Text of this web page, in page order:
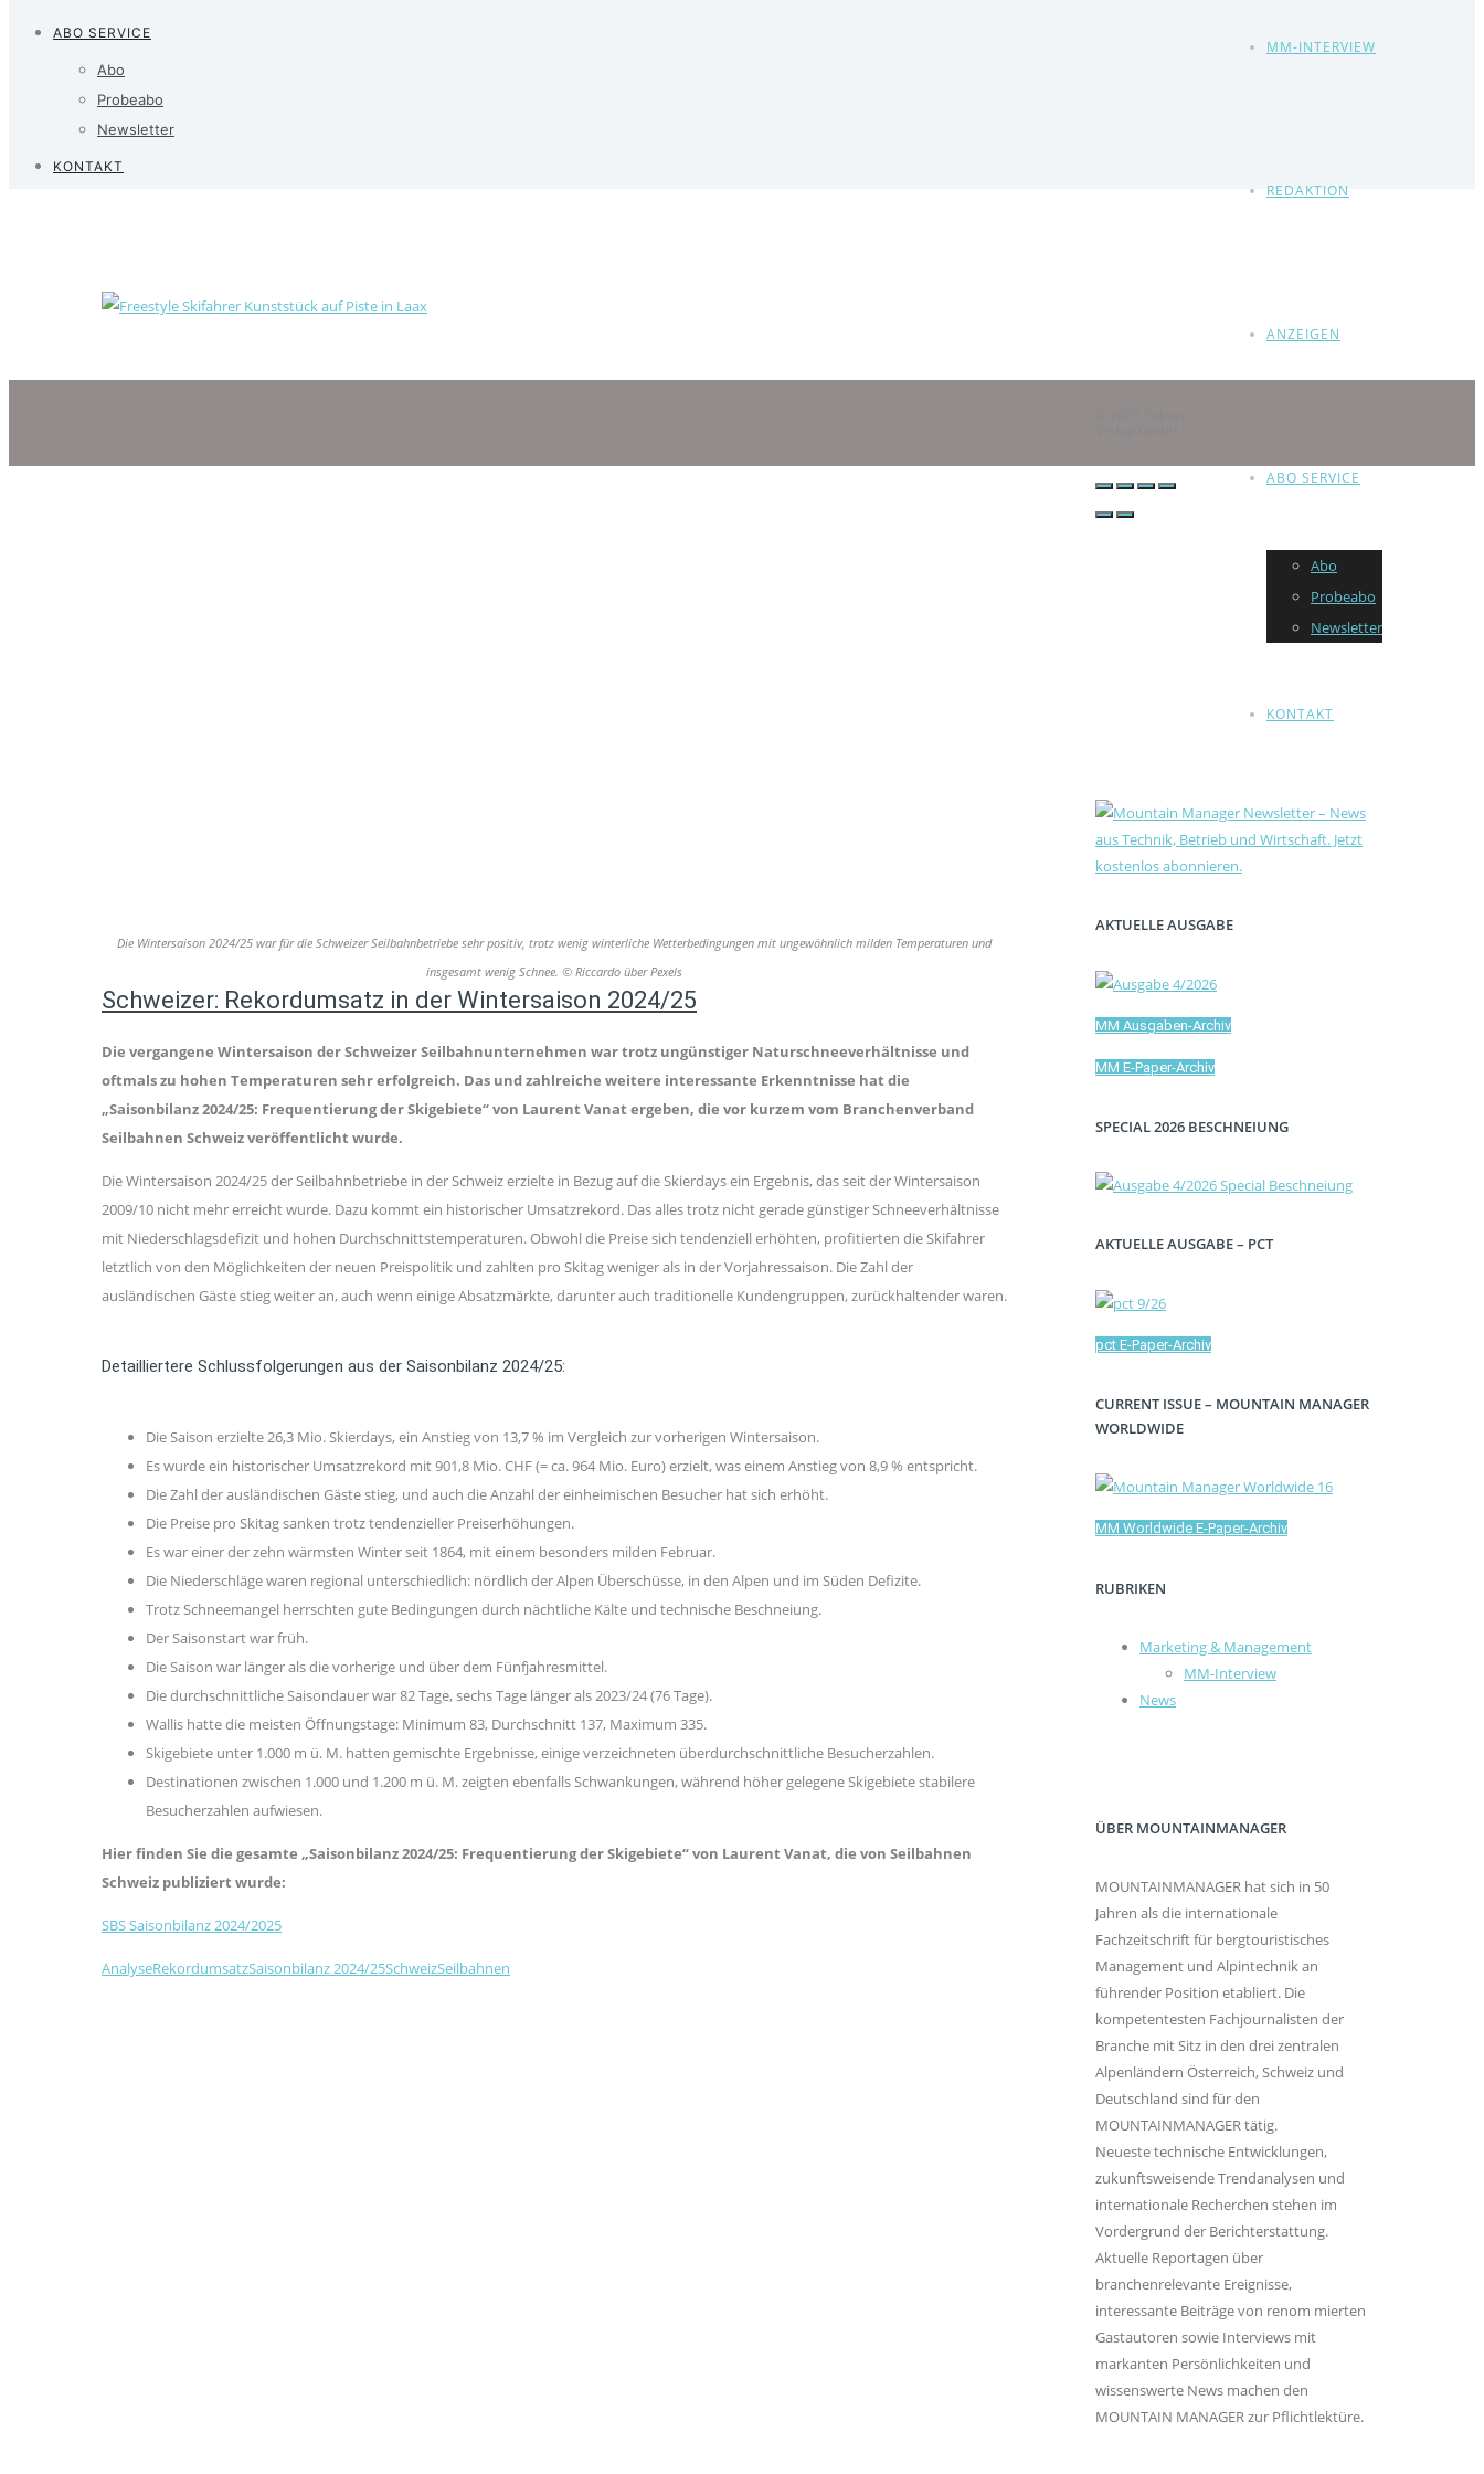
MM-INTERVIEW
REDAKTION
ANZEIGEN
ABO SERVICE
Abo
Probeabo
Newsletter
KONTAKT
ABO SERVICE
Abo
Probeabo
Newsletter
KONTAKT
Die Wintersaison 2024/25 war für die Schweizer Seilbahnbetriebe sehr positiv, trotz wenig winterliche Wetterbedingungen mit ungewöhnlich milden Temperaturen und
insgesamt wenig Schnee. © Riccardo über Pexels
Schweizer: Rekordumsatz in der Wintersaison 2024/25
Die vergangene Wintersaison der Schweizer Seilbahnunternehmen war trotz ungünstiger Naturschneeverhältnisse und
oftmals zu hohen Temperaturen sehr erfolgreich. Das und zahlreiche weitere interessante Erkenntnisse hat die
„Saisonbilanz 2024/25: Frequentierung der Skigebiete“ von Laurent Vanat ergeben, die vor kurzem vom Branchenverband
Seilbahnen Schweiz veröffentlicht wurde.
Die Wintersaison 2024/25 der Seilbahnbetriebe in der Schweiz erzielte in Bezug auf die Skierdays ein Ergebnis, das seit der Wintersaison
2009/10 nicht mehr erreicht wurde. Dazu kommt ein historischer Umsatzrekord. Das alles trotz nicht gerade günstiger Schneeverhältnisse
mit Niederschlagsdefizit und hohen Durchschnittstemperaturen. Obwohl die Preise sich tendenziell erhöhten, profitierten die Skifahrer
letztlich von den Möglichkeiten der neuen Preispolitik und zahlten pro Skitag weniger als in der Vorjahressaison. Die Zahl der
ausländischen Gäste stieg weiter an, auch wenn einige Absatzmärkte, darunter auch traditionelle Kundengruppen, zurückhaltender waren.
Detailliertere Schlussfolgerungen aus der Saisonbilanz 2024/25:
Die Saison erzielte 26,3 Mio. Skierdays, ein Anstieg von 13,7 % im Vergleich zur vorherigen Wintersaison.
Es wurde ein historischer Umsatzrekord mit 901,8 Mio. CHF (= ca. 964 Mio. Euro) erzielt, was einem Anstieg von 8,9 % entspricht.
Die Zahl der ausländischen Gäste stieg, und auch die Anzahl der einheimischen Besucher hat sich erhöht.
Die Preise pro Skitag sanken trotz tendenzieller Preiserhöhungen.
Es war einer der zehn wärmsten Winter seit 1864, mit einem besonders milden Februar.
Die Niederschläge waren regional unterschiedlich: nördlich der Alpen Überschüsse, in den Alpen und im Süden Defizite.
Trotz Schneemangel herrschten gute Bedingungen durch nächtliche Kälte und technische Beschneiung.
Der Saisonstart war früh.
Die Saison war länger als die vorherige und über dem Fünfjahresmittel.
Die durchschnittliche Saisondauer war 82 Tage, sechs Tage länger als 2023/24 (76 Tage).
Wallis hatte die meisten Öffnungstage: Minimum 83, Durchschnitt 137, Maximum 335.
Skigebiete unter 1.000 m ü. M. hatten gemischte Ergebnisse, einige verzeichneten überdurchschnittliche Besucherzahlen. ​
Destinationen zwischen 1.000 und 1.200 m ü. M. zeigten ebenfalls Schwankungen, während höher gelegene Skigebiete stabilere
Besucherzahlen aufwiesen. ​
Hier finden Sie die gesamte „Saisonbilanz 2024/25: Frequentierung der Skigebiete“ von Laurent Vanat, die von Seilbahnen
Schweiz publiziert wurde:
SBS Saisonbilanz 2024/2025
AnalyseRekordumsatzSaisonbilanz 2024/25SchweizSeilbahnen
AKTUELLE AUSGABE
MM Ausgaben-Archiv
MM E-Paper-Archiv
SPECIAL 2026 BESCHNEIUNG
AKTUELLE AUSGABE – PCT
pct E-Paper-Archiv
CURRENT ISSUE – MOUNTAIN MANAGER
WORLDWIDE
MM Worldwide E-Paper-Archiv
RUBRIKEN
Marketing & Management
MM-Interview
News
ÜBER MOUNTAINMANAGER
MOUNTAINMANAGER hat sich in 50
Jahren als die internationale
Fachzeitschrift für bergtouristisches
Management und Alpintechnik an
führender Position etabliert. Die
kompetentesten Fachjournalisten der
Branche mit Sitz in den drei zentralen
Alpenländern Österreich, Schweiz und
Deutschland sind für den
MOUNTAINMANAGER tätig.
Neueste technische Entwicklungen,
zukunftsweisende Trendanalysen und
internationale Recherchen stehen im
Vordergrund der Berichterstattung.
Aktuelle Reportagen über
branchenrelevante Ereignisse,
interessante Beiträge von renom mierten
Gastautoren sowie Interviews mit
markanten Persönlichkeiten und
wissenswerte News machen den
MOUNTAIN MANAGER zur Pflichtlektüre.